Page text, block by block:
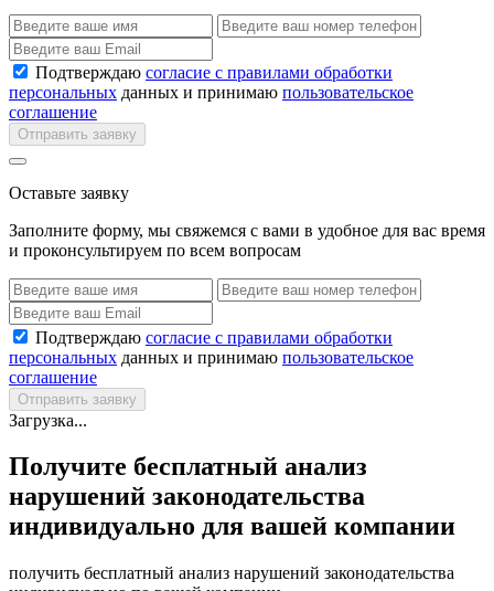
Подтверждаю согласие с правилами обработки
персональных данных и принимаю пользовательское
соглашение
Отправить заявку
Оставьте заявку
Заполните форму, мы свяжемся с вами в удобное для вас время
и проконсультируем по всем вопросам
Подтверждаю согласие с правилами обработки
персональных данных и принимаю пользовательское
соглашение
Отправить заявку
Загрузка...
Получите бесплатный анализ
нарушений законодательства
индивидуально для вашей компании
получить бесплатный анализ нарушений законодательства